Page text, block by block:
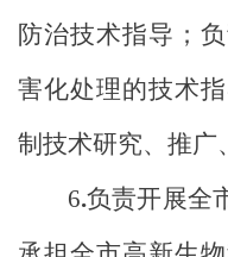
防治技术指导；
害化处理的技术
制技术研究、推广
6.负责开展全